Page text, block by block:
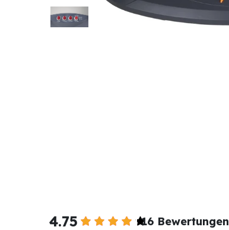
4.75 16 Bewertungen